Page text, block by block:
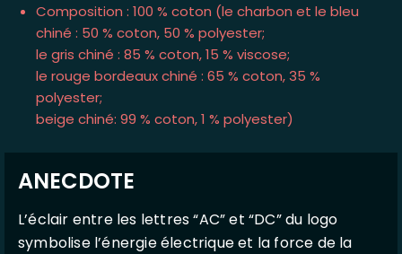
Composition : 100 % coton (le charbon et le bleu
chiné : 50 % coton, 50 % polyester;
le gris chiné : 85 % coton, 15 % viscose;
le rouge bordeaux chiné : 65 % coton, 35 %
polyester;
beige chiné: 99 % coton, 1 % polyester)
ANECDOTE
L’éclair entre les lettres “AC” et “DC” du logo
symbolise l’énergie électrique et la force de la